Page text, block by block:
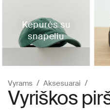
Kepurės su
snapeliu
Vyrams Aksesuarai
Vyriškos